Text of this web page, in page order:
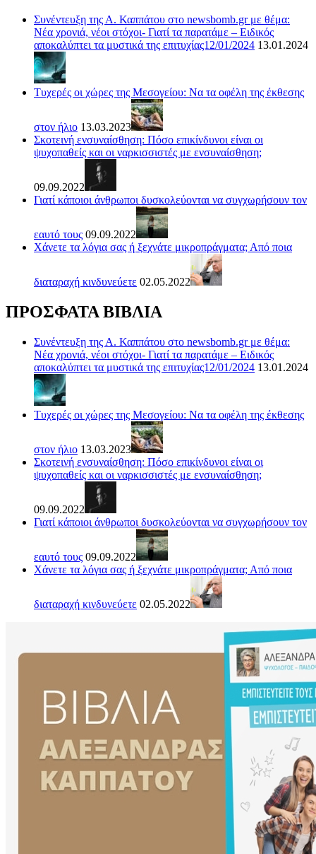
Συνέντευξη της Α. Καππάτου στο newsbomb.gr με θέμα:
Νέα χρονιά, νέοι στόχοι- Γιατί τα παρατάμε – Ειδικός
αποκαλύπτει τα μυστικά της επιτυχίας12/01/2024 13.01.2024
Τυχερές οι χώρες της Μεσογείου: Να τα οφέλη της έκθεσης
στον ήλιο 13.03.2023
Σκοτεινή ενσυναίσθηση: Πόσο επικίνδυνοι είναι οι
ψυχοπαθείς και οι ναρκισσιστές με ενσυναίσθηση;
09.09.2022
Γιατί κάποιοι άνθρωποι δυσκολεύονται να συγχωρήσουν τον
εαυτό τους 09.09.2022
Χάνετε τα λόγια σας ή ξεχνάτε μικροπράγματα; Από ποια
διαταραχή κινδυνεύετε 02.05.2022
ΠΡΟΣΦΑΤΑ ΒΙΒΛΙΑ
Συνέντευξη της Α. Καππάτου στο newsbomb.gr με θέμα:
Νέα χρονιά, νέοι στόχοι- Γιατί τα παρατάμε – Ειδικός
αποκαλύπτει τα μυστικά της επιτυχίας12/01/2024 13.01.2024
Τυχερές οι χώρες της Μεσογείου: Να τα οφέλη της έκθεσης
στον ήλιο 13.03.2023
Σκοτεινή ενσυναίσθηση: Πόσο επικίνδυνοι είναι οι
ψυχοπαθείς και οι ναρκισσιστές με ενσυναίσθηση;
09.09.2022
Γιατί κάποιοι άνθρωποι δυσκολεύονται να συγχωρήσουν τον
εαυτό τους 09.09.2022
Χάνετε τα λόγια σας ή ξεχνάτε μικροπράγματα; Από ποια
διαταραχή κινδυνεύετε 02.05.2022